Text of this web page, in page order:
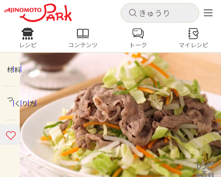
キャンセル
ログインするとレシピを保存できます
ログイン 新規登録
ホーム
コンテンツ
レシピ
キャンセル
レシピ コンテンツ
人気の食材・レシピ
きゅうり なす トマト
とうもろこし
ピーマン
みょうが ゴーヤ
レシピ コンテンツ トーク マイレシピ
材料
つくり方